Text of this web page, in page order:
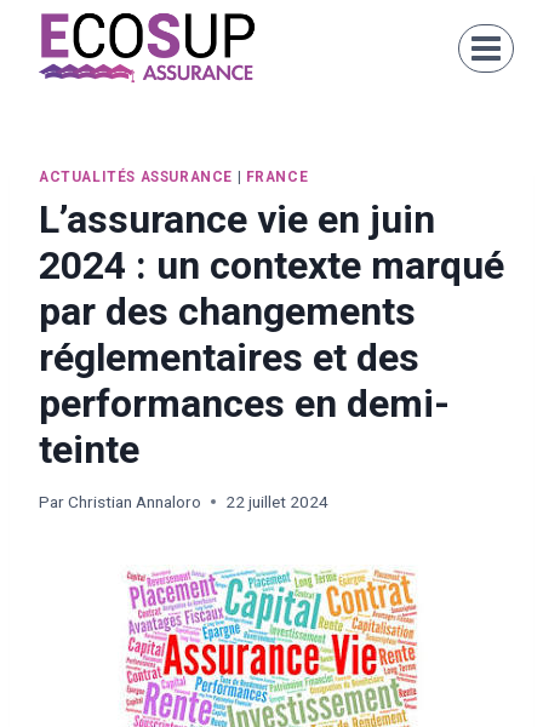
ACTUALITÉS ASSURANCE FRANCE
L’assurance vie en juin
2024 : un contexte marqué
par des changements
réglementaires et des
performances en demi-
teinte
ParChristian Annaloro 22 juillet 2024